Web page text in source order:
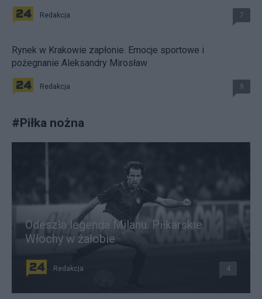
Redakcja 7
Rynek w Krakowie zapłonie. Emocje sportowe i
pożegnanie Aleksandry Mirosław
Redakcja 9
#Piłka nożna
Odeszła legenda Milanu. Piłkarskie
Włochy w żałobie
Redakcja 4